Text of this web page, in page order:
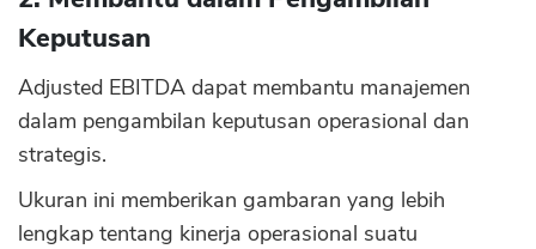
Keputusan
Adjusted EBITDA dapat membantu manajemen
dalam pengambilan keputusan operasional dan
strategis.
Ukuran ini memberikan gambaran yang lebih
lengkap tentang kinerja operasional suatu